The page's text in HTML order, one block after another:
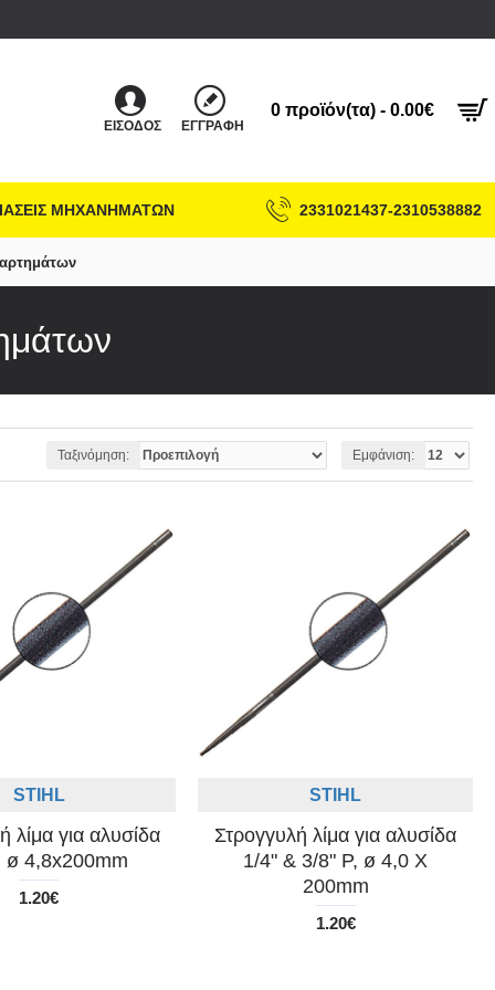
ΕΊΣΟΔΟΣ ΕΓΓΡΑΦΉ
0 προϊόν(τα) - 0.00€
ΜΗΧΑΝΗΜΑΤΩΝ 2331021437-2310538882
Ταξινόμηση: Εμφάνιση:
STIHL
λίμα για αλυσίδα
ø 4,8x200mm
1.20€
STIHL
Στρογγυλή λίμα για αλυσίδα
1/4" & 3/8" P, ø 4,0 Χ
200mm
1.20€